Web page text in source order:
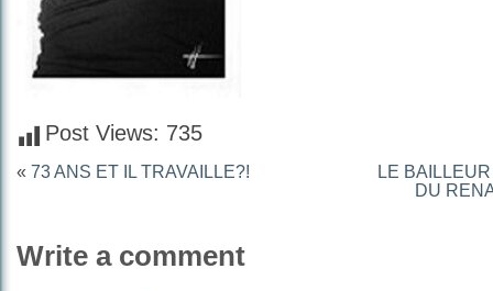
Post Views: 735
« 73 ANS ET IL TRAVAILLE?!
LE
DU
Write a comment